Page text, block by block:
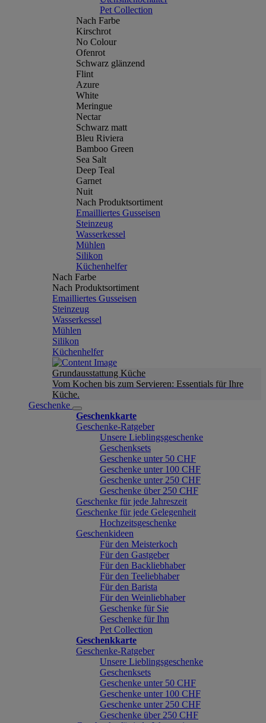
Pet Collection
Nach Farbe
Kirschrot
No Colour
Ofenrot
Schwarz glänzend
Flint
Azure
White
Meringue
Nectar
Schwarz matt
Bleu Riviera
Bamboo Green
Sea Salt
Deep Teal
Garnet
Nuit
Nach Produktsortiment
Emailliertes Gusseisen
Steinzeug
Wasserkessel
Mühlen
Silikon
Küchenhelfer
Nach Farbe
Nach Produktsortiment
Emailliertes Gusseisen
Steinzeug
Wasserkessel
Mühlen
Silikon
Küchenhelfer
Grundausstattung Küche
Vom Kochen bis zum Servieren: Essentials für Ihre
Küche.
Geschenke
Geschenkkarte
Geschenke-Ratgeber
Unsere Lieblingsgeschenke
Geschenksets
Geschenke unter 50 CHF
Geschenke unter 100 CHF
Geschenke unter 250 CHF
Geschenke über 250 CHF
Geschenke für jede Jahreszeit
Geschenke für jede Gelegenheit
Hochzeitsgeschenke
Geschenkideen
Für den Meisterkoch
Für den Gastgeber
Für den Backliebhaber
Für den Teeliebhaber
Für den Barista
Für den Weinliebhaber
Geschenke für Sie
Geschenke für Ihn
Pet Collection
Geschenkkarte
Geschenke-Ratgeber
Unsere Lieblingsgeschenke
Geschenksets
Geschenke unter 50 CHF
Geschenke unter 100 CHF
Geschenke unter 250 CHF
Geschenke über 250 CHF